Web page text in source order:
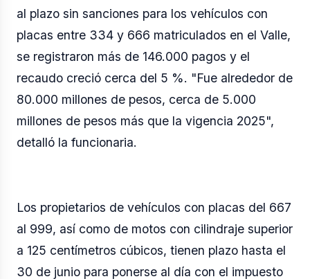
al plazo sin sanciones para los vehículos con
placas entre 334 y 666 matriculados en el Valle,
se registraron más de 146.000 pagos y el
recaudo creció cerca del 5 %. "Fue alrededor de
80.000 millones de pesos, cerca de 5.000
millones de pesos más que la vigencia 2025",
detalló la funcionaria.
Los propietarios de vehículos con placas del 667
al 999, así como de motos con cilindraje superior
a 125 centímetros cúbicos, tienen plazo hasta el
30 de junio para ponerse al día con el impuesto